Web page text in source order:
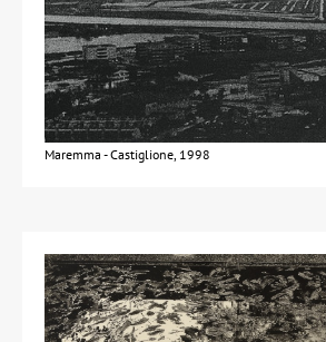
Maremma - Castiglione, 1998